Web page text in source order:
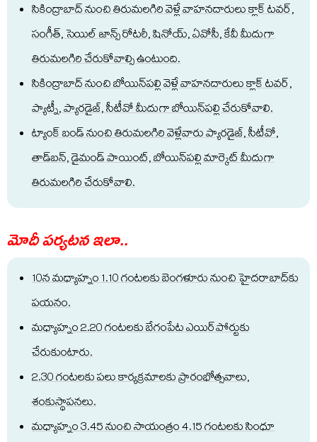
సికింద్రాబాద్ నుంచి తిరుమ‌ల‌గిరి వెళ్లే వాహ‌న‌దారులు క్లాక్ ట‌వ‌ర్,
సంగీత్, సెయిల్ జాన్స్ రోట‌రీ, షినోయ్, ఏవోసీ, కేవీ మీదుగా
తిరుమ‌ల‌గిరి చేరుకోవాల్సి ఉంటుంది.
సికింద్రాబాద్ నుంచి బోయిన్‌ప‌ల్లి వెళ్లే వాహ‌న‌దారులు క్లాక్ ట‌వ‌ర్,
ప్యాట్నీ, ప్యార‌డైజ్, సీటీవో మీదుగా బోయిన్‌ప‌ల్లి చేరుకోవాలి.
ట్యాంక్ బండ్ నుంచి తిరుమ‌ల‌గిరి వెళ్లేవారు ప్యార‌డైజ్, సీటీవో,
తాడ్‌బ‌న్, డైమండ్ పాయింట్, బోయిన్‌ప‌ల్లి మార్కెట్ మీదుగా
తిరుమ‌ల‌గిరి చేరుకోవాలి.
మోదీ ప‌ర్య‌ట‌న ఇలా..
10న మ‌ధ్యాహ్నం 1.10 గంట‌ల‌కు బెంగ‌ళూరు నుంచి హైద‌రాబాద్‌కు
ప‌య‌నం.
మ‌ధ్యాహ్నం 2.20 గంట‌ల‌కు బేగంపేట ఎయిర్‌పోర్టుకు
చేరుకుంటారు.
2.30 గంట‌ల‌కు ప‌లు కార్య‌క్ర‌మాల‌కు ప్రారంభోత్స‌వాలు,
శంకుస్థాప‌న‌లు.
మ‌ధ్యాహ్నం 3.45 నుంచి సాయంత్రం 4.15 గంట‌ల‌కు సింధూ